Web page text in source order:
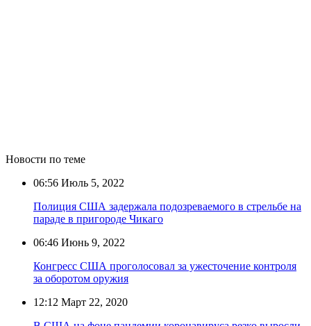
Новости по теме
06:56 Июль 5, 2022
Полиция США задержала подозреваемого в стрельбе на
параде в пригороде Чикаго
06:46 Июнь 9, 2022
Конгресс США проголосовал за ужесточение контроля
за оборотом оружия
12:12 Март 22, 2020